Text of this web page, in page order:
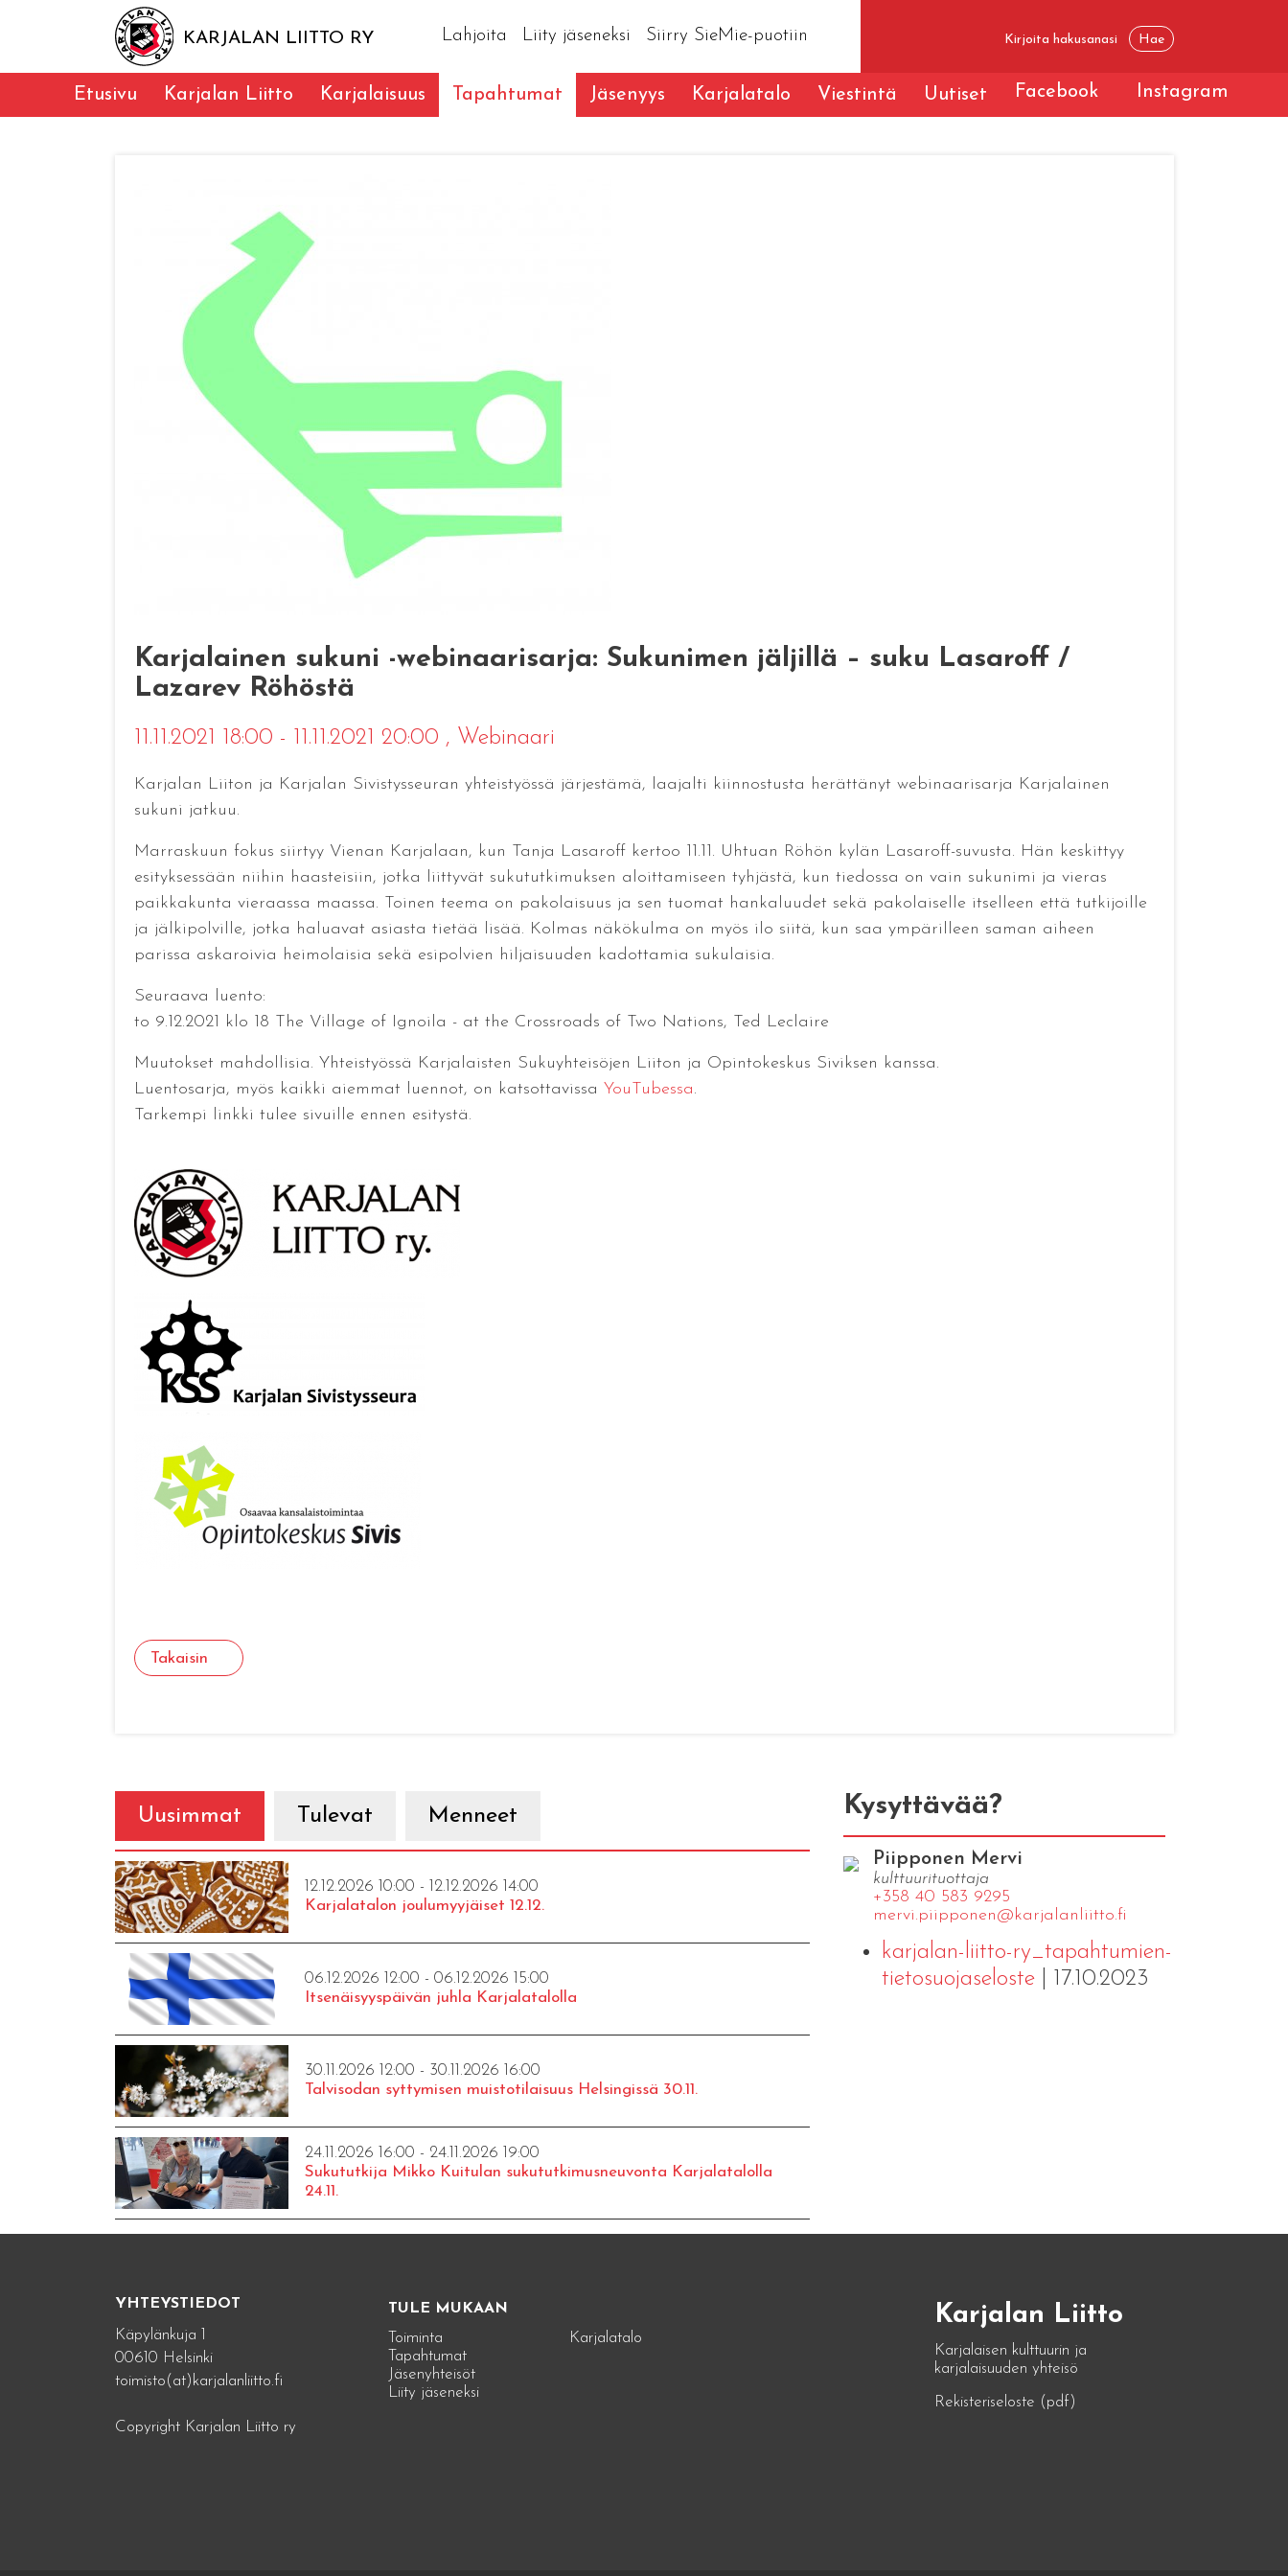
KARJALAN LIITTO RY Lahjoita Liity jäseneksi Siirry SieMie-puotiin
Etusivu Karjalan Liitto Karjalaisuus Tapahtumat Jäsenyys Karjalatalo Viestintä Uutiset Facebook Instagram
Karjalainen sukuni -webinaarisarja: Sukunimen jäljillä – suku Lasaroff /
Lazarev Röhöstä
11.11.2021 18:00 - 11.11.2021 20:00 , Webinaari
Karjalan Liiton ja Karjalan Sivistysseuran yhteistyössä järjestämä, laajalti kiinnostusta herättänyt webinaarisarja Karjalainen
sukuni jatkuu.
Marraskuun fokus siirtyy Vienan Karjalaan, kun Tanja Lasaroff kertoo 11.11. Uhtuan Röhön kylän Lasaroff-suvusta. Hän keskittyy
esityksessään niihin haasteisiin, jotka liittyvät sukututkimuksen aloittamiseen tyhjästä, kun tiedossa on vain sukunimi ja vieras
paikkakunta vieraassa maassa. Toinen teema on pakolaisuus ja sen tuomat hankaluudet sekä pakolaiselle itselleen että tutkijoille
ja jälkipolville, jotka haluavat asiasta tietää lisää. Kolmas näkökulma on myös ilo siitä, kun saa ympärilleen saman aiheen
parissa askaroivia heimolaisia sekä esipolvien hiljaisuuden kadottamia sukulaisia.
Seuraava luento:
to 9.12.2021 klo 18 The Village of Ignoila - at the Crossroads of Two Nations, Ted Leclaire
Muutokset mahdollisia. Yhteistyössä Karjalaisten Sukuyhteisöjen Liiton ja Opintokeskus Siviksen kanssa.
Luentosarja, myös kaikki aiemmat luennot, on katsottavissa YouTubessa.
Tarkempi linkki tulee sivuille ennen esitystä.
Takaisin
Uusimmat Tulevat Menneet
12.12.2026 10:00 - 12.12.2026 14:00
Karjalatalon joulumyyjäiset 12.12.
06.12.2026 12:00 - 06.12.2026 15:00
Itsenäisyyspäivän juhla Karjalatalolla
30.11.2026 12:00 - 30.11.2026 16:00
Talvisodan syttymisen muistotilaisuus Helsingissä 30.11.
24.11.2026 16:00 - 24.11.2026 19:00
Sukututkija Mikko Kuitulan sukututkimusneuvonta Karjalatalolla
24.11.
Kysyttävää?
Piipponen Mervi
kulttuurituottaja
+358 40 583 9295
mervi.​piipponen@​kar​jala​nlii​tto.​fi
karjalan-liitto-ry_tapahtumien-
tietosuojaseloste| 17.10.2023
YHTEYSTIEDOT
Käpylänkuja 1
00610 Helsinki
toimisto(at)karjalanliitto.fi
Copyright Karjalan Liitto ry
TULE MUKAAN
Toiminta
Tapahtumat
Jäsenyhteisöt
Liity jäseneksi
Karjalatalo
Karjalan Liitto
Karjalaisen kulttuurin ja
karjalaisuuden yhteisö
Rekisteriseloste (pdf)